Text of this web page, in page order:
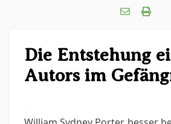
Die Entstehung
Autors im